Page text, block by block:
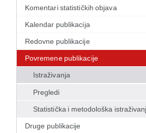
Komentari statističkih objava
Kalendar publikacija
Redovne publikacije
Povremene publikacije
Istraživanja
Pregledi
Statistička i metodološka
Druge publikacije